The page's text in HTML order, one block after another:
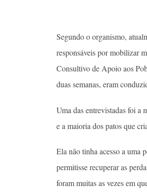
Segundo o organismo,
responsáveis por mobilizar
Consultivo de Apoio aos
duas semanas, eram
Uma das entrevistadas foi a
e a maioria dos patos que
Ela não tinha acesso a uma
permitisse recuperar as
foram muitas as vezes em